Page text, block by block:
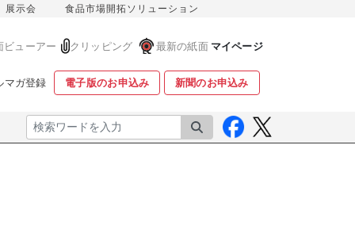
展示会 食品市場開拓ソリューション
ビューアー クリッピング 最新の紙面 マイページ
マガ登録 電子版のお申込み 新聞のお申込み
検索